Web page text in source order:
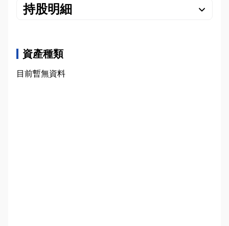
持股明細
資產種類
目前暫無資料